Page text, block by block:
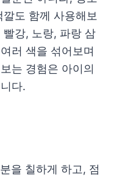
도 함께 사용해보
빨강, 노랑, 파랑 삼
러 색을 섞어보며
는 경험은 아이의
다.
을 칠하게 하고, 점